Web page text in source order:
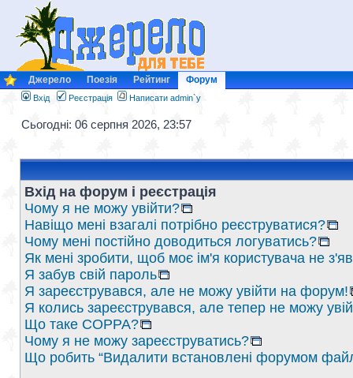
Джерело Поезія Рейтинг Форум
Вхід Реєстрація Написати admin`у
Сьогодні: 06 серпня 2026, 23:57
Вхід на форум і реєстрація
Чому я не можу увійти?
Навіщо мені взагалі потрібно реєструватися?
Чому мені постійно доводиться логуватись?
Як мені зробити, щоб моє ім'я користувача не
Я забув свій пароль
Я зареєструвався, але не можу увійти на форум!
Я колись зареєструвався, але тепер не можу
Що таке COPPA?
Чому я не можу зареєструватись?
Що робить “Видалити встановлені форумом